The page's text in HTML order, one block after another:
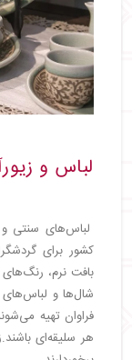
لباس و
لباس‌های سنتی و
کشور برای
بافت نرم،
شال‌ها و لباس‌های
فراوان تهیه
هر سلیقه‌ای